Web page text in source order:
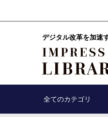
デジタル改革を加速
全てのカテゴリ